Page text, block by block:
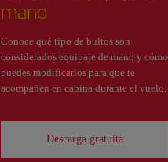
mano
Conoce qué tipo de bultos son
considerados equipaje de mano y cómo
puedes modificarlos para que te
acompañen en cabina durante el vuelo.
Descarga gratuita